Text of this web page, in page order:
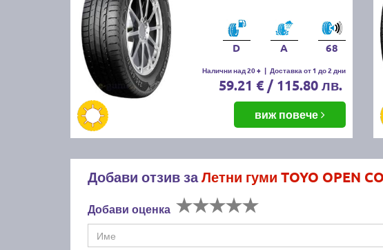
D A 68
Налични над 20 + | Доставка от 1 до 2 дни
59.21 € / 115.80 лв.
виж повече
Добави отзив заЛетни гуми TOYO OPEN
Добави оценка